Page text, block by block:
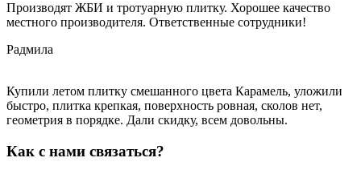
Производят ЖБИ и тротуарную плитку. Хорошее качество
местного производителя. Ответственные сотрудники!
Радмила
Купили летом плитку смешанного цвета Карамель, уложили
быстро, плитка крепкая, поверхность ровная, сколов нет,
геометрия в порядке. Дали скидку, всем довольны.
Как с нами связаться?